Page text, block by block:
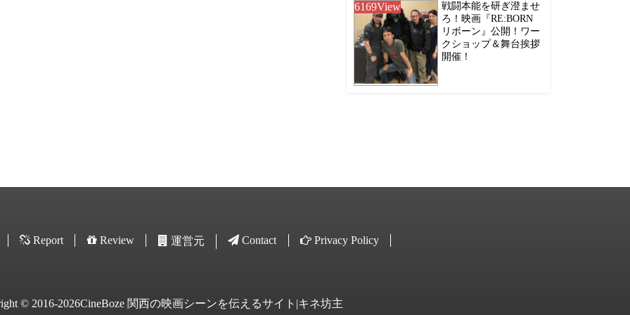
6169View
戦闘本能を研ぎ澄ませ
ろ！映画『RE:BORN
リボーン』公開！ワー
クショップ＆舞台挨拶
開催！
Report Review 運営元 Contact Privacy Policy
© 2016-2026CineBoze 関西の映画シーンを伝えるサイト|キネ坊主